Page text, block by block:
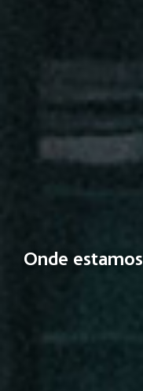
Onde estamos